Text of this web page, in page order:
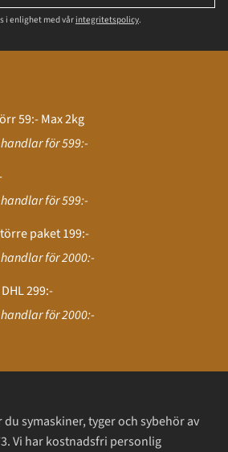
i enlighet med vårintegritetspolicy.
59:- Max 2kg
för 599:-
för 599:-
paket 199:-
för 2000:-
299:-
för 2000:-
symaskiner, tyger och sybehör av
Vi har kostnadsfri personlig